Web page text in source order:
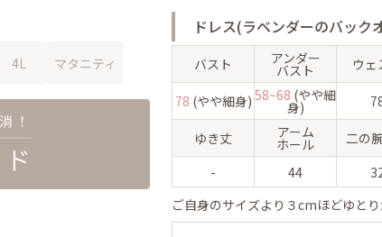
4L マタニティ
ドレス(ラベンダーのバック
バスト アンダー
バスト ウェ
78 (やや細身) 58~68 (やや細
身)
ゆき丈 アーム
ホール 二の
-
44
ご自身のサイズより３cmほどゆとり